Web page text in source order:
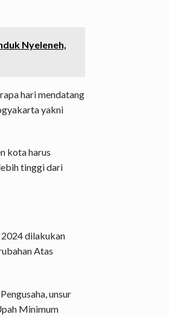
Nyeleneh,
hari mendatang
yakni
kota harus
tinggi dari
dilakukan
Atas
unsur
Minimum